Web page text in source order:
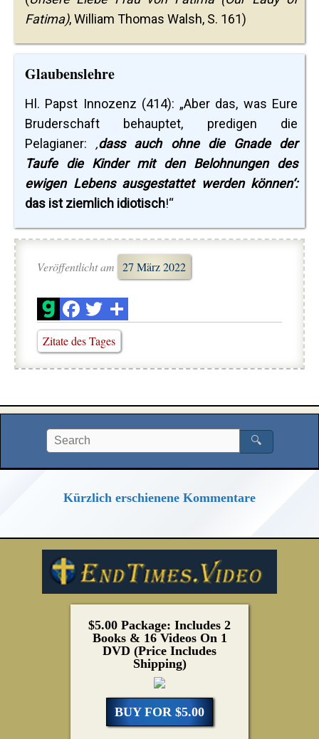
Fatima), William Thomas Walsh, S. 161)
Glaubenslehre
Hl. Papst Innozenz (414): „Aber das, was Eure
Bruderschaft behauptet, predigen die
Pelagianer: ‚dass auch ohne die Gnade der
Taufe die Kinder mit den Belohnungen des
ewigen Lebens ausgestattet werden können‘:
das ist ziemlich idiotisch!“
Veröffentlicht am 27 März 2022
Zitate des Tages
🔍
Kürzlich erschienene Kommentare
$5.00 Package: Includes 2
Books & 16 Videos On 1
DVD (Price Includes
Shipping)
BUY FOR $5.00